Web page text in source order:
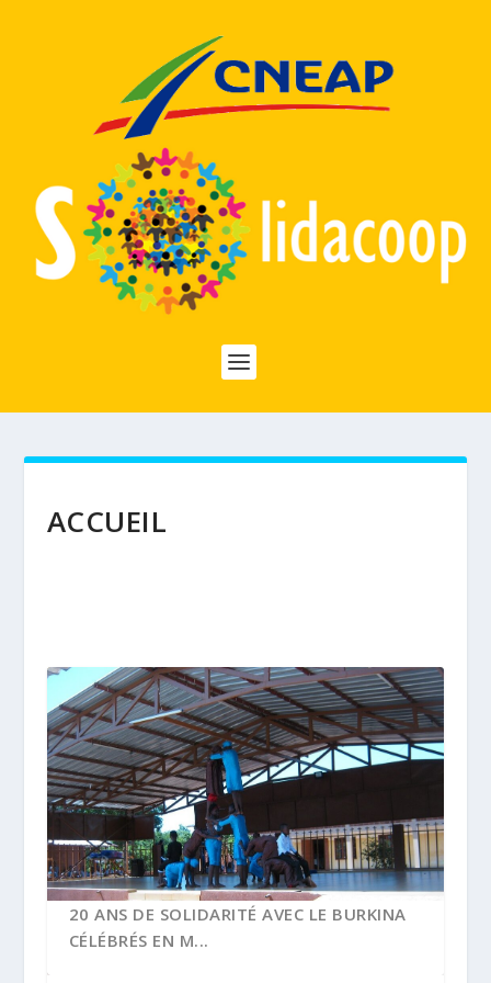
ACCUEIL
LYCÉE LES MANDAILLES À CHÂTEAUNEUF-
DE-GALAURE : VO...
20 ANS DE SOLIDARITÉ AVEC LE BURKINA
CÉLÉBRÉS EN M...